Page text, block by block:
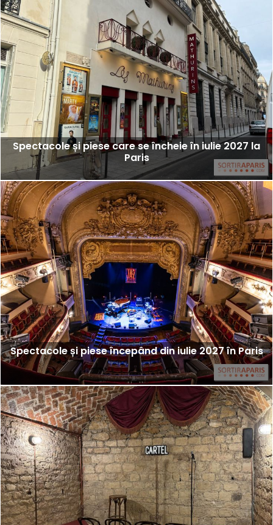
Spectacole și piese care se încheie în iulie 2027 la
Paris
Spectacole și piese începând din iulie 2027 în Paris